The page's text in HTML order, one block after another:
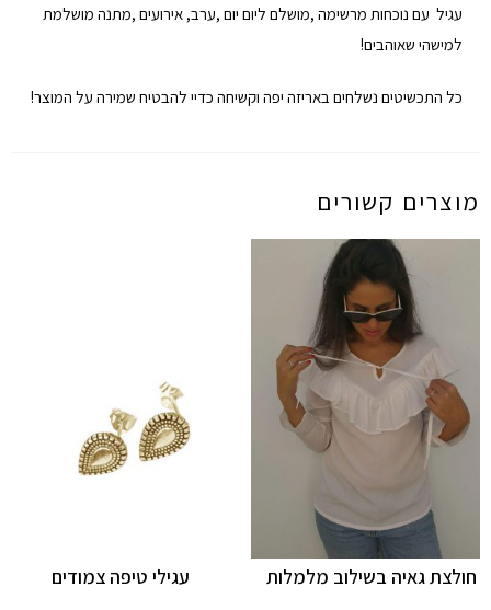
עגיל עם נוכחות מרשימה ,מושלם ליום יום ,ערב, אירועים ,מתנה מושלמת
למישהי שאוהבים!
כל התכשיטים נשלחים באריזה יפה וקשיחה כדיי להבטיח שמירה על המוצר!
מוצרים קשורים
עגילי טיפה צמודים חולצת גאיה בשילוב מלמלות